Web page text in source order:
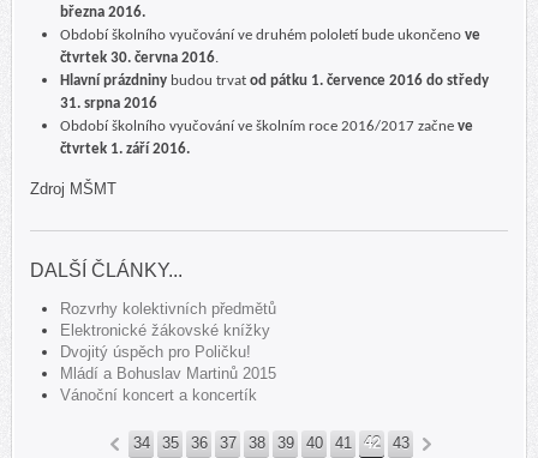
března 2016.
Období školního vyučování ve druhém pololetí bude ukončeno ve
čtvrtek 30. června 2016.
Hlavní prázdniny budou trvat od pátku 1. července 2016 do středy
31. srpna 2016
Období školního vyučování ve školním roce 2016/2017 začne ve
čtvrtek 1. září 2016.
Zdroj MŠMT
DALŠÍ ČLÁNKY...
Rozvrhy kolektivních předmětů
Elektronické žákovské knížky
Dvojitý úspěch pro Poličku!
Mládí a Bohuslav Martinů 2015
Vánoční koncert a koncertík
«
34 35 36 37 38 39 40 41 42 43